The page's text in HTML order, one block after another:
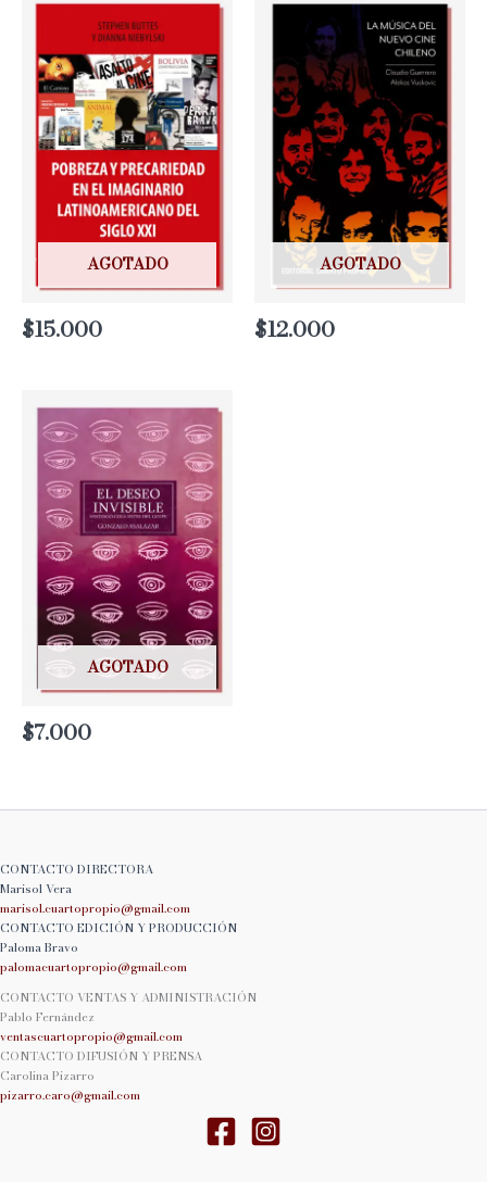
AGOTADO
$15.000
AGOTADO
$12.000
AGOTADO
$7.000
CONTACTO DIRECTORA
Marisol Vera
marisol.cuartopropio@gmail.com
CONTACTO EDICIÓN Y PRODUCCIÓN
Paloma Bravo
palomacuartopropio@gmail.com
CONTACTO VENTAS Y ADMINISTRACIÓN
Pablo Fernández
ventascuartopropio@gmail.com
CONTACTO DIFUSIÓN Y PRENSA
Carolina Pizarro
pizarro.caro@gmail.com